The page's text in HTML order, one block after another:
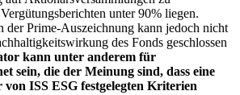
unter 90% liegen.
der Prime-Auszeichnung kann jedoch nicht
des Fonds geschlossen
kann unter anderem für
sein, die der Meinung sind, dass eine
ISS ESG festgelegten Kriterien